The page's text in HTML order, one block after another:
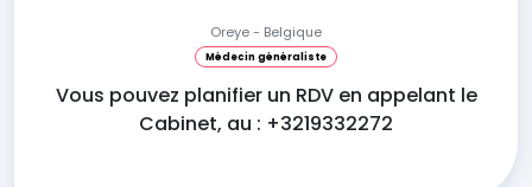
Oreye - Belgique
Médecin généraliste
Vous pouvez planifier un RDV en appelant le
Cabinet, au : +3219332272